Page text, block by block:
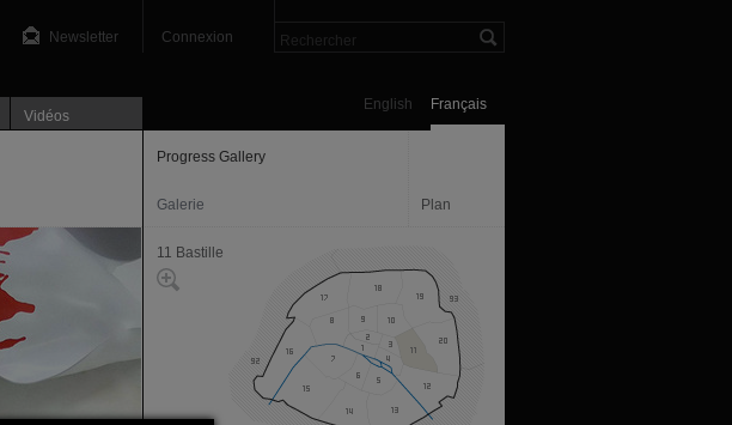
Connexion
Newsletter
Français
English
Vidéos
Progress Gallery
Galerie Plan
11 Bastille